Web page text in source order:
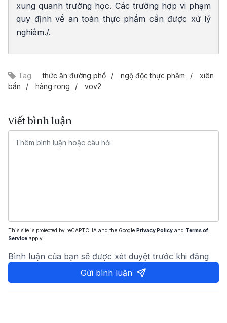
xung quanh trường học. Các trường hợp vi phạm
quy định về an toàn thực phẩm cần được xử lý
nghiêm./.
Tag: thức ăn đường phố ngộ độc thực phẩm
xiên
bẩn
hàng rong vov2
Viết bình luận
This site is protected by reCAPTCHA and the Google Privacy Policy and Terms of
Service apply.
Bình luận của bạn sẽ được xét duyệt trước khi đăng
Gửi bình luận